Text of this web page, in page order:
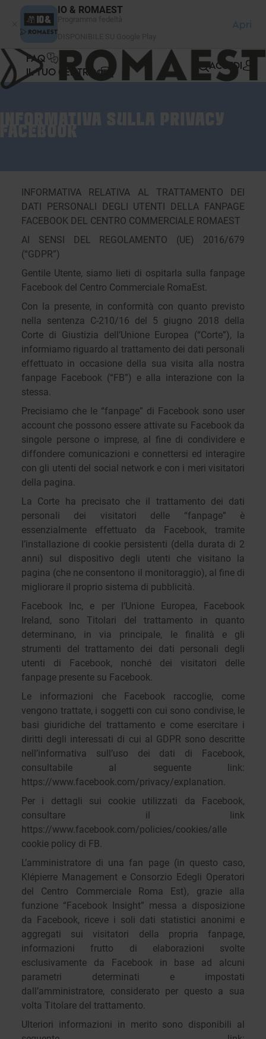
IO & ROMAEST
Apri
FAQ
IL TUO CENTRO
ACCEDI
INFORMATIVA RELATIVA AL TRATTAMENTO DEI
DATI PERSONALI DEGLI UTENTI DELLA FANPAGE
FACEBOOK DEL CENTRO COMMERCIALE ROMAEST
AI SENSI DEL REGOLAMENTO (UE) 2016/679
(“GDPR”)
Gentile Utente, siamo lieti di ospitarla sulla fanpage
Facebook del Centro Commerciale RomaEst.
Con la presente, in conformità con quanto previsto
nella sentenza C-210/16 del 5 giugno 2018 della
Corte di Giustizia dell’Unione Europea (“Corte”), la
informiamo riguardo al trattamento dei dati personali
effettuato in occasione della sua visita alla nostra
fanpage Facebook (“FB”) e alla interazione con la
stessa.
Precisiamo che le “fanpage” di Facebook sono user
account che possono essere attivate su Facebook da
singole persone o imprese, al fine di condividere e
diffondere comunicazioni e connettersi ed interagire
con gli utenti del social network e con i meri visitatori
della pagina.
La Corte ha precisato che il trattamento dei dati
personali dei visitatori delle “fanpage” è
essenzialmente effettuato da Facebook, tramite
l’installazione di cookie persistenti (della durata di 2
anni) sul dispositivo degli utenti che visitano la
pagina (che ne consentono il monitoraggio), al fine di
migliorare il proprio sistema di pubblicità.
Facebook Inc, e per l’Unione Europea, Facebook
Ireland, sono Titolari del trattamento in quanto
determinano, in via principale, le finalità e gli
strumenti del trattamento dei dati personali degli
utenti di Facebook, nonché dei visitatori delle
fanpage presente su Facebook.
Le informazioni che Facebook raccoglie, come
vengono trattate, i soggetti con cui sono condivise, le
basi giuridiche del trattamento e come esercitare i
diritti degli interessati di cui al GDPR sono descritte
nell’informativa sull’uso dei dati di Facebook,
consultabile al seguente link:
https://www.facebook.com/privacy/explanation.
Per i dettagli sui cookie utilizzati da Facebook,
consultare il link
https://www.facebook.com/policies/cookies/alle
cookie policy di FB.
L’amministratore di una fan page (in questo caso,
Klépierre Management e Consorzio Edegli Operatori
del Centro Commerciale Roma Est), grazie alla
funzione “Facebook Insight” messa a disposizione
da Facebook, riceve i soli dati statistici anonimi e
aggregati sui visitatori della propria fanpage,
informazioni frutto di elaborazioni svolte
esclusivamente da Facebook in base ad alcuni
parametri determinati e impostati
dall’amministratore, considerato per questo a sua
volta Titolare del trattamento.
Ulteriori informazioni in merito sono disponibili al
Pannello di gestione dei cookies